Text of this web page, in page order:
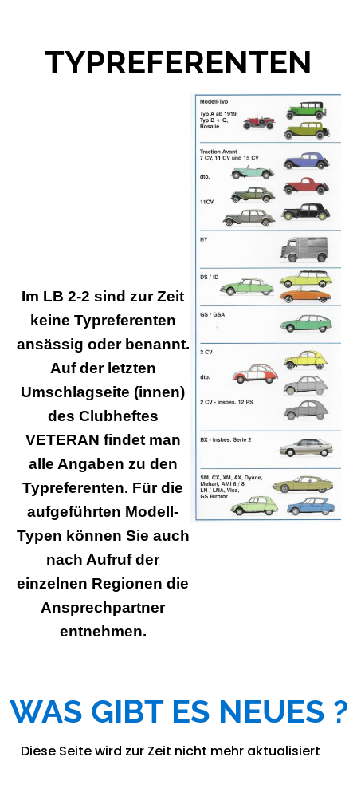
TYPREFERENTEN
Im LB 2-2 sind zur Zeit
keine Typreferenten
ansässig oder benannt.
Auf der letzten
Umschlagseite (innen)
des Clubheftes
VETERAN findet man
alle Angaben zu den
Typreferenten. Für die
aufgeführten Modell-
Typen können Sie auch
nach Aufruf der
einzelnen Regionen die
Ansprechpartner
entnehmen.
WAS GIBT ES NEUES ?
Diese Seite wird zur Zeit nicht mehr aktualisiert